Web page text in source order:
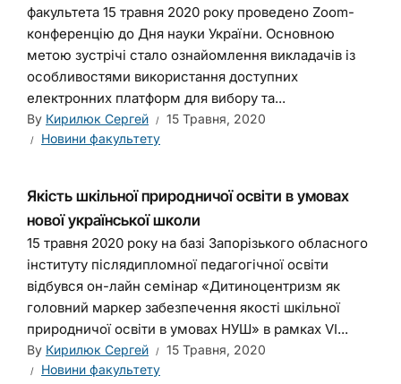
факультета 15 травня 2020 року проведено Zoom-
конференцію до Дня науки України. Основною
метою зустрічі стало ознайомлення викладачів із
особливостями використання доступних
електронних платформ для вибору та...
By Кирилюк Сергей
15 Травня, 2020
Новини факультету
Якість шкільної природничої освіти в умовах
нової української школи
15 травня 2020 року на базі Запорізького обласного
інституту післядипломної педагогічної освіти
відбувся он-лайн семінар «Дитиноцентризм як
головний маркер забезпечення якості шкільної
природничої освіти в умовах НУШ» в рамках VI...
By Кирилюк Сергей
15 Травня, 2020
Новини факультету